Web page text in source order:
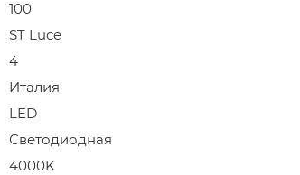
100
ST Luce
4
Италия
LED
Светодиодная
4000K